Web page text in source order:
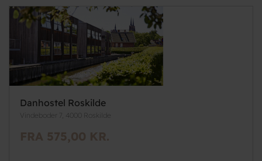
Danhostel Roskilde
Vindeboder 7, 4000 Roskilde
FRA 575,00 KR.